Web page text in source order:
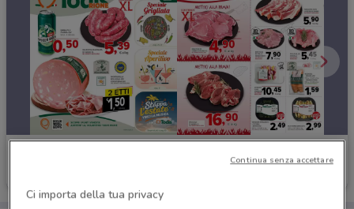
Ci importa della tua privacy
Continua senza accettare